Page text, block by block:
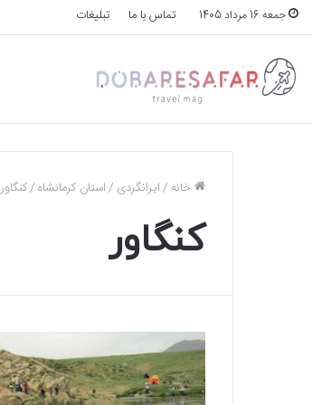
جمعه 16 مرداد 1405 تماس با ما تبلیغات
خانه /ایرانگردی /استان کرمانشاه/کنگاور
کنگاور